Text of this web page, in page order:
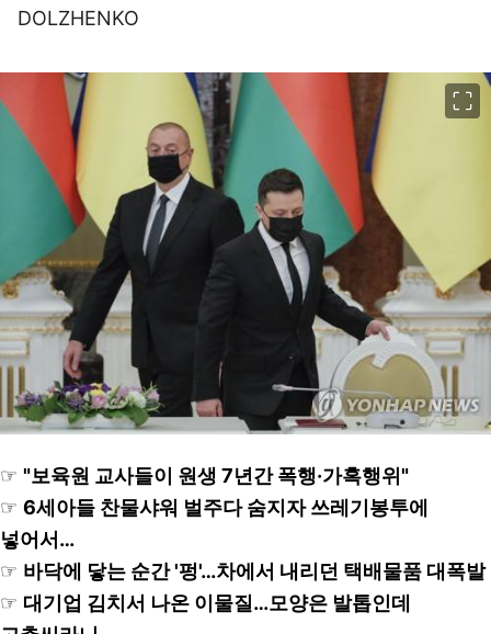
DOLZHENKO
☞ "보육원 교사들이 원생 7년간 폭행·가혹행위"
☞ 6세아들 찬물샤워 벌주다 숨지자 쓰레기봉투에
넣어서…
☞ 바닥에 닿는 순간 '펑'…차에서 내리던 택배물품 대폭발
☞ 대기업 김치서 나온 이물질…모양은 발톱인데